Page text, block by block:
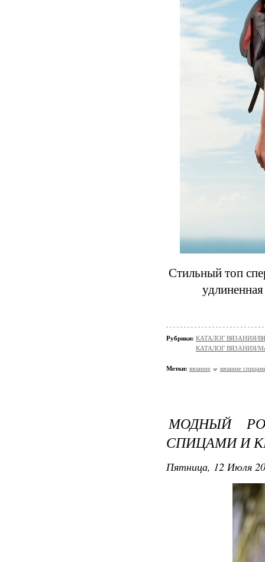
Стильный топ
Рубрики: КАТАЛОГ ВЯЗАНИЯ/
КАТАЛОГ ВЯЗАНИЯ/
Метки: вязание вязание
МОДНЫЙ
СПИЦАМИ И
Пятница, 12 Июля